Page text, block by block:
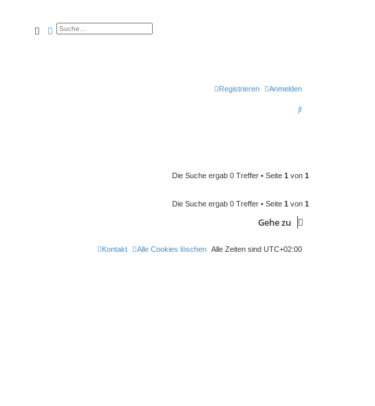
SucheErweiterte Suche
Anmelden
Registrieren
S
e
Die Suche ergab 0 Treffer • Seite 1 von 1
Die Suche ergab 0 Treffer • Seite 1 von 1
Gehe zu
Alle Zeiten sind UTC+02:00
Alle Cookies löschen
Kontakt